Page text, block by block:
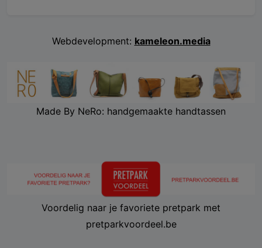
Webdevelopment: kameleon.media
Made By NeRo: handgemaakte handtassen
Voordelig naar je favoriete pretpark met
pretparkvoordeel.be